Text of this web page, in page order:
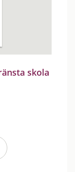
skola